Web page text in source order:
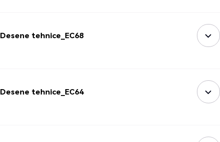
Desene tehnice_EC68
Desene tehnice_EC64